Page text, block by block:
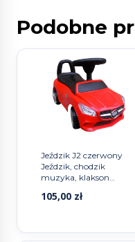
Podobne
Jeździk J2 czerwony
Jeździk, chodzik
muzyka, klakson
105,00 zł